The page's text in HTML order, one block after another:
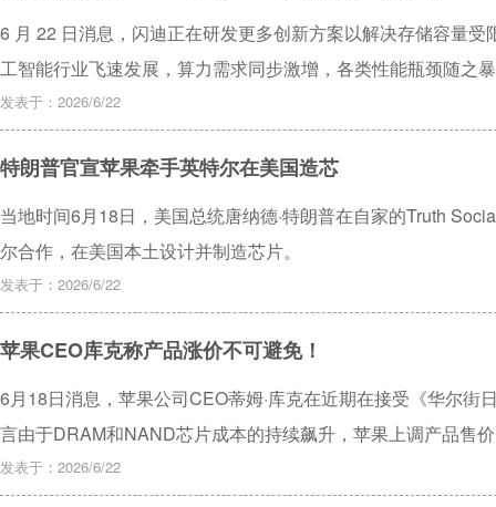
6 月 22 日消息，闪迪正在研发更多创新方案以解决存储容量
工智能行业飞速发展，算力需求同步激增，各类性能瓶颈随之
有思维、探索突破性技术路线。
发表于：2026/6/22
特朗普官宣苹果牵手英特尔在美国造芯
当地时间6月18日，美国总统唐纳德·特朗普在自家的Truth
尔合作，在美国本土设计并制造芯片。
发表于：2026/6/22
苹果CEO库克称产品涨价不可避免！
6月18日消息，苹果公司CEO蒂姆·库克在近期在接受《华尔街
言由于DRAM和NAND芯片成本的持续飙升，苹果上调产品售
括中国供应商在内的所有的供应来源。
发表于：2026/6/22